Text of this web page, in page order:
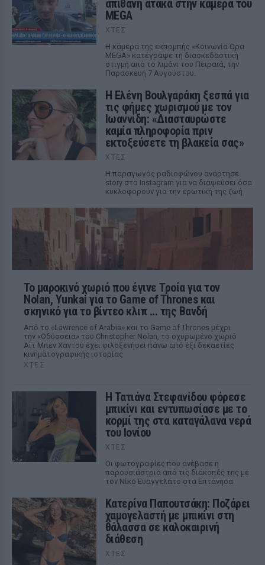
απίθανη ατάκα στην κάμερα του
MEGA
ΧΤΕΣ
Η κάμερα της εκπομπής «Κοινωνία Ώρα
MEGA» κατέγραψε τη διασκεδαστική
στιγμή από το λιμάνι του Πειραιά, την
Παρασκευή 7 Αυγούστου.
Η Ελένη Βουλγαράκη ξεσπά για
τις φήμες χωρισμού με τον
Ιωαννίδη: «Διασταυρώστε
καμία πληροφορία πριν
εκτοξεύσετε τη βλακεία σας»
ΧΤΕΣ
Η παραγωγός ραδιοφώνου ανάρτησε
story στο Instagram για να διαψεύσει όσα
κυκλοφορούν για την ερωτική της ζωή
Το μαροκινό χωριό που έγινε Τροία για τον
Nolan, Yunkai για το Game of Thrones και
σκηνικό για το βίντεο κλιπ ... της Βανδή
Από το «Lawrence of Arabia» και το Game of Thrones μέχρι
την «Οδύσσεια» του Christopher Nolan, το οχυρωμένο χωριό
Αΐτ Μπεν Χαντού έχει φιλοξενήσει πάνω από έξι δεκαετίες
κινηματογραφικής ιστορίας
ΧΤΕΣ
Η Τατιάνα Στεφανίδου φόρεσε
μπικίνι και εντυπωσίασε με το
κορμί της στα καταγάλανα νερά
του Ιονίου
ΧΤΕΣ
Οι φωτογραφίες που ανέβασε η
παρουσιάστρια από τις διακοπές της με
τον Νίκο Ευαγγελάτο στα Επτάνησα
Κατερίνα Παπουτσάκη: Ποζάρει
χαμογελαστή με μπικίνι στη
θάλασσα σε καλοκαιρινή
διάθεση
ΧΤΕΣ